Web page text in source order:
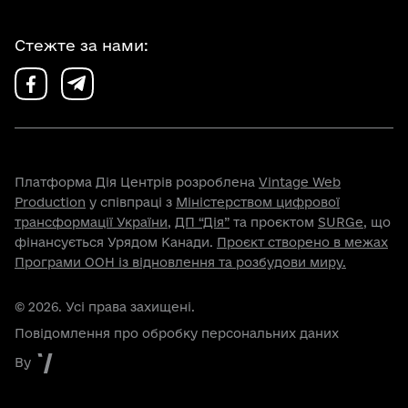
Стежте за нами:
Платформа Дія Центрів розроблена Vintage Web
Production у співпраці з Міністерством цифрової
трансформації України, ДП “Дія” та проєктом SURGe, що
фінансується Урядом Канади. Проєкт створено в межах
Програми ООН із відновлення та розбудови миру.
© 2026. Усі права захищені.
Повідомлення про обробку персональних даних
By